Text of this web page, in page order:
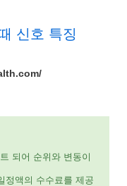
신호 특징
되어 순위와 변동이
정액의 수수료를 제공